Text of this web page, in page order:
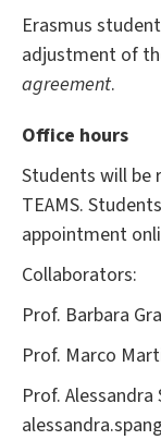
Erasmus
adjustment of
agreement.
Office hours
Students will be
TEAMS.
appointment
Collaborators:
Prof. Barbara
Prof. Marco
Prof. Alessandra